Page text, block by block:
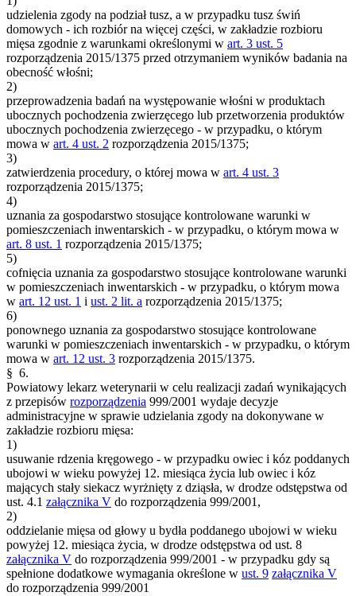
udzielenia zgody na podział tusz, a w przypadku tusz świń
domowych - ich rozbiór na więcej części, w zakładzie rozbioru
mięsa zgodnie z warunkami określonymi w art. 3 ust. 5
rozporządzenia 2015/1375 przed otrzymaniem wyników badania na
obecność włośni;
2)
przeprowadzenia badań na występowanie włośni w produktach
ubocznych pochodzenia zwierzęcego lub przetworzenia produktów
ubocznych pochodzenia zwierzęcego - w przypadku, o którym
mowa w art. 4 ust. 2 rozporządzenia 2015/1375;
3)
zatwierdzenia procedury, o której mowa w art. 4 ust. 3
rozporządzenia 2015/1375;
4)
uznania za gospodarstwo stosujące kontrolowane warunki w
pomieszczeniach inwentarskich - w przypadku, o którym mowa w
art. 8 ust. 1 rozporządzenia 2015/1375;
5)
cofnięcia uznania za gospodarstwo stosujące kontrolowane warunki
w pomieszczeniach inwentarskich - w przypadku, o którym mowa
w art. 12 ust. 1 i ust. 2 lit. a rozporządzenia 2015/1375;
6)
ponownego uznania za gospodarstwo stosujące kontrolowane
warunki w pomieszczeniach inwentarskich - w przypadku, o którym
mowa w art. 12 ust. 3 rozporządzenia 2015/1375.
§ 6.
Powiatowy lekarz weterynarii w celu realizacji zadań wynikających
z przepisów rozporządzenia 999/2001 wydaje decyzje
administracyjne w sprawie udzielania zgody na dokonywane w
zakładzie rozbioru mięsa:
1)
usuwanie rdzenia kręgowego - w przypadku owiec i kóz poddanych
ubojowi w wieku powyżej 12. miesiąca życia lub owiec i kóz
mających stały siekacz wyrżnięty z dziąsła, w drodze odstępstwa od
ust. 4.1 załącznika V do rozporządzenia 999/2001,
2)
oddzielanie mięsa od głowy u bydła poddanego ubojowi w wieku
powyżej 12. miesiąca życia, w drodze odstępstwa od ust. 8
załącznika V do rozporządzenia 999/2001 - w przypadku gdy są
spełnione dodatkowe wymagania określone w ust. 9 załącznika V
do rozporządzenia 999/2001